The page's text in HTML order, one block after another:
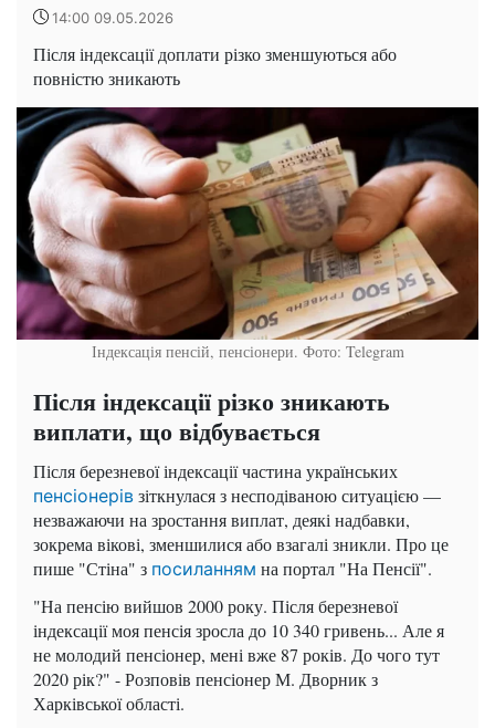
14:00 09.05.2026
Після індексації доплати різко зменшуються або
повністю зникають
Індексація пенсій, пенсіонери. Фото: Telegram
Після індексації різко зникають
виплати, що відбувається
Після березневої індексації частина українських
пенсіонерів зіткнулася з несподіваною ситуацією —
незважаючи на зростання виплат, деякі надбавки,
зокрема вікові, зменшилися або взагалі зникли. Про це
пише "Стіна" з посиланням на портал "На Пенсії".
"На пенсію вийшов 2000 року. Після березневої
індексації моя пенсія зросла до 10 340 гривень... Але я
не молодий пенсіонер, мені вже 87 років. До чого тут
2020 рік?" - Розповів пенсіонер М. Дворник з
Харківської області.